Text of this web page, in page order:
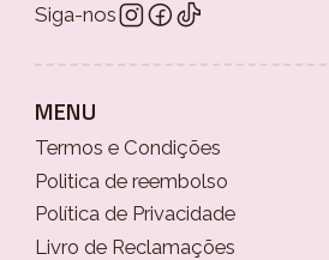
Siga-nos
MENU
Termos e Condições
Politica de reembolso
Política de Privacidade
Livro de Reclamações